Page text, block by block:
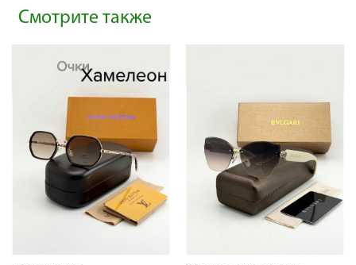
Смотрите также